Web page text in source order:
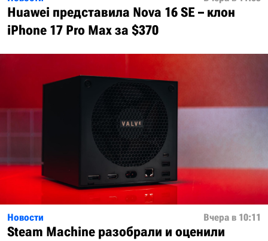
Huawei представила Nova 16 SE – клон
iPhone 17 Pro Max за $370
Новости Вчера в 10:11
Steam Machine разобрали и оценили